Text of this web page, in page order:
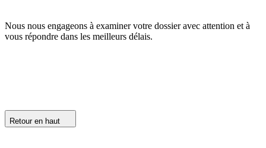
Nous nous engageons à examiner votre dossier avec attention et à
vous répondre dans les meilleurs délais.
Retour en haut